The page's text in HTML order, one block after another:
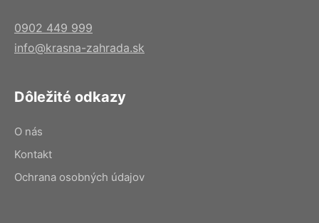
0902 449 999
info@krasna-zahrada.sk
Dôležité odkazy
O nás
Kontakt
Ochrana osobných údajov